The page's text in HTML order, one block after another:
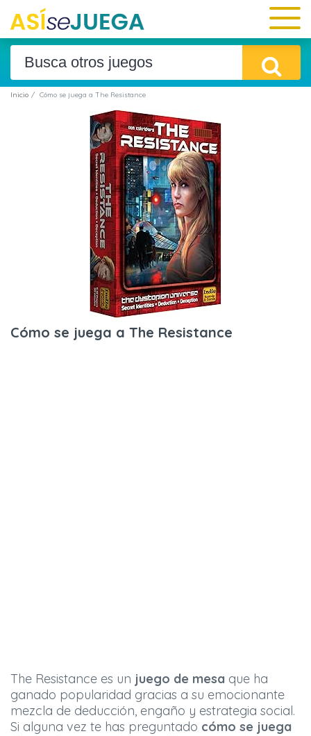
Inicio Cómo se juega a The Resistance
Cómo se juega a The Resistance
The Resistance es un juego de mesa que ha
ganado popularidad gracias a su emocionante
mezcla de deducción, engaño y estrategia social.
Si alguna vez te has preguntado cómo se juega